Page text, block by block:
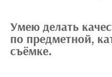
Умею делать
по предметной,
съёмке.